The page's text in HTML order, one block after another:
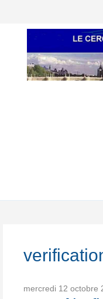
mercredi 12 octobre